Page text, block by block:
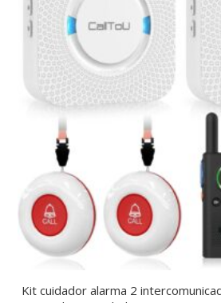
Kit cuidador alarma 2